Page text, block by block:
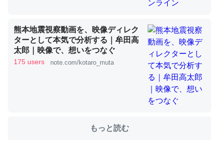
ちぼちRingも置こうかと画策中。あと、Googleマップで
位置情報を共有してる。電池残量や充電中かが分かるので
これ見て生きてるなって分かる。
─たまにLINEするくらいだった遠方の父67歳と僕。ITツール導入で
コミュニケーションが劇的に変化した｜tayorini by LIFULL介護
熊本地震視察動画を、映像ディレク
ターとして本気で分析する｜牟田高
太郎｜映像で、想いをつなぐ
175 users note.com/kotaro_muta
もっと読む